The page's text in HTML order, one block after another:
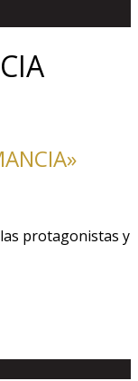
protagonistas y